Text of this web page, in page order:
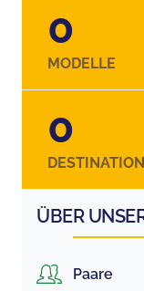
0
MODELLE
0
ÜBER
Paare